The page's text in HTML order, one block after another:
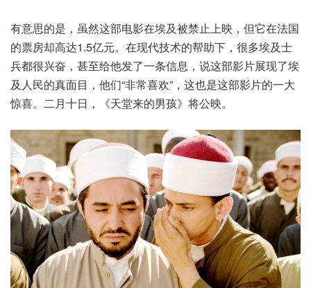
有意思的是，虽然这部电影在埃及被禁止上映，但它在法国
的票房却高达1.5亿元。在现代技术的帮助下，很多埃及士
兵都很兴奋，甚至给他发了一条信息，说这部影片展现了埃
及人民的真面目，他们“非常喜欢”，这也是这部影片的一大
惊喜。二月十日，《天堂来的男孩》将公映。